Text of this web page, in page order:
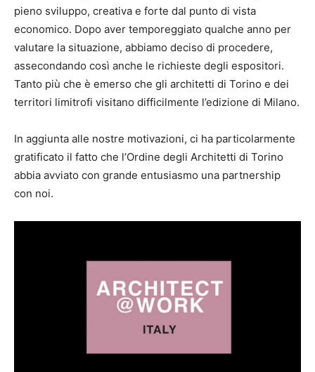
pieno sviluppo, creativa e forte dal punto di vista
economico. Dopo aver temporeggiato qualche anno per
valutare la situazione, abbiamo deciso di procedere,
assecondando così anche le richieste degli espositori.
Tanto più che è emerso che gli architetti di Torino e dei
territori limitrofi visitano difficilmente l’edizione di Milano.
In aggiunta alle nostre motivazioni, ci ha particolarmente
gratificato il fatto che l’Ordine degli Architetti di Torino
abbia avviato con grande entusiasmo una partnership
con noi.